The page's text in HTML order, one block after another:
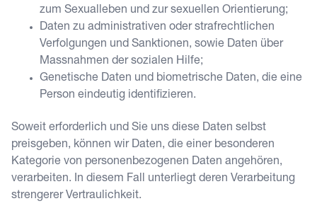
zum Sexualleben und zur sexuellen Orientierung;
Daten zu administrativen oder strafrechtlichen
Verfolgungen und Sanktionen, sowie Daten über
Massnahmen der sozialen Hilfe;
Genetische Daten und biometrische Daten, die eine
Person eindeutig identifizieren.
Soweit erforderlich und Sie uns diese Daten selbst
preisgeben, können wir Daten, die einer besonderen
Kategorie von personenbezogenen Daten angehören,
verarbeiten. In diesem Fall unterliegt deren Verarbeitung
strengerer Vertraulichkeit.